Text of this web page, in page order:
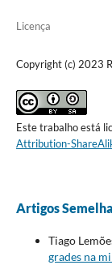
Licença
Copyright (c) 2023
Este trabalho está
Attribution-
Artigos
Tiago
grades na